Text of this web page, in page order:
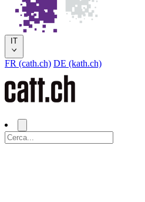
IT
FR (cath.ch) DE (kath.ch)